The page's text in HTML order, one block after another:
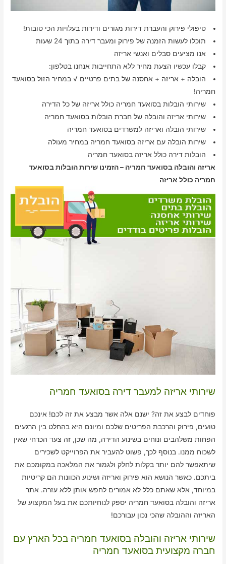
טיפולי פירוק והעברת דירות מגורים ודירות בעלויות הכי טובות!
תוכלו לעשות הזמנה של פירוק ומעבר דירה בתוך 24 שעות
אנו מציעים סבלים ואנשי אריזה
קבלו עכשיו הצעת מחיר ללא התחייבות אנחנו בטלפון:
הובלה + אריזה + אחסנה של בתים פרטיים √ במחיר הזול בסואעד
חמריה!
שירותי הובלות בסואעד חמריה כולל אריזה של כל הדירה
שירותי אריזה והובלה של חברת הובלות בסואעד חמריה
שירותי הובלה ואריזה למשרדים בסואעד חמריה
שירות הובלה עם אריזה בסואעד חמריה במחיר מעולה
הובלות דירה כולל אריזה בסואעד חמריה
אריזה והובלה בסואעד חמריה – הזמינו שירות הובלות בסואעד
חמריה כולל אריזה
שירותי אריזה למעבר דירה בסואעד חמריה
פוחדים לבצע את זה? ישנם אלה אשר מבצע את זה לכם! אינכם
טועים, פירוק והרכבת הפריטים שלכם ומיונם היא בהחלט בין הרגעים
הפחות משלהבים ונוחים בשינוע הדירה, מה שכן, זה צעד הכרחי שאין
לשכוח ממנו. בנוסף לכך, פשוט להעביר את הפרוייקט לשכירים
שיתאפשר להם יותר בקלות לחלק ולגמור את המלאכה במקומכם את
ביתכם. כאשר הנושא הוא פירוק ואריזה ושינוע הכוונות הם קריטיות
במיוחד, אלא שאתם כלל לא אמורים לחפש אותן ללא עזרה. אתר
אריזה והובלה בסואעד חמריה יספק לנוחיותכם את בעל המקצוע של
האריזה וההובלה שהכי נכון עבורכם!
שירותי אריזה והובלה בסואעד חמריה בכל הארץ עם
חברה מקצועית בסואעד חמריה